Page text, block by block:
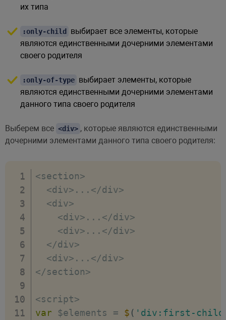
их типа
:only-child выбирает все элементы, которые
являются единственными дочерними элементами
своего родителя
:only-of-type выбирает элементы, которые
являются единственными дочерними элементами
данного типа своего родителя
Выберем все <div> , которые являются единственными
дочерними элементами данного типа своего родителя:
<section>
<div> ... </div>
<div>
<div> ... </div>
<div> ... </div>
</div>
<div> ... </div>
</section>
<script>
var $elements = $ ( 'div:first-